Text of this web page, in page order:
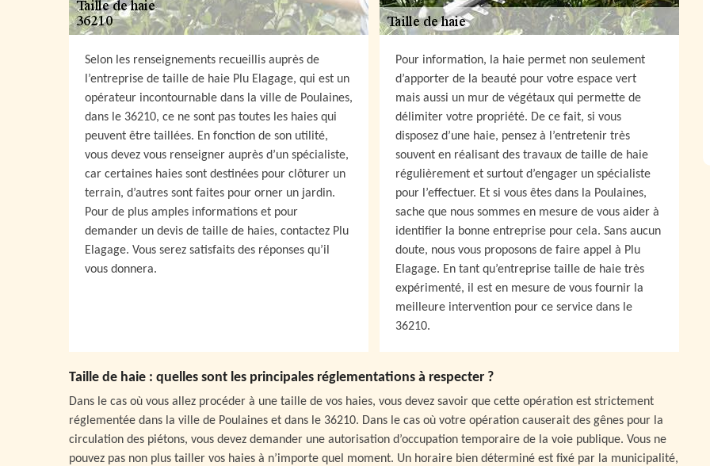
Selon les renseignements recueillis auprès de
l’entreprise de taille de haie Plu Elagage, qui est un
opérateur incontournable dans la ville de Poulaines,
dans le 36210, ce ne sont pas toutes les haies qui
peuvent être taillées. En fonction de son utilité,
vous devez vous renseigner auprès d’un spécialiste,
car certaines haies sont destinées pour clôturer un
terrain, d’autres sont faites pour orner un jardin.
Pour de plus amples informations et pour
demander un devis de taille de haies, contactez Plu
Elagage. Vous serez satisfaits des réponses qu’il
vous donnera.
Pour information, la haie permet non seulement
d’apporter de la beauté pour votre espace vert
mais aussi un mur de végétaux qui permette de
délimiter votre propriété. De ce fait, si vous
disposez d’une haie, pensez à l’entretenir très
souvent en réalisant des travaux de taille de haie
régulièrement et surtout d’engager un spécialiste
pour l’effectuer. Et si vous êtes dans la Poulaines,
sache que nous sommes en mesure de vous aider à
identifier la bonne entreprise pour cela. Sans aucun
doute, nous vous proposons de faire appel à Plu
Elagage. En tant qu’entreprise taille de haie très
expérimenté, il est en mesure de vous fournir la
meilleure intervention pour ce service dans le
36210.
Taille de haie : quelles sont les principales réglementations à respecter ?
Dans le cas où vous allez procéder à une taille de vos haies, vous devez savoir que cette opération est strictement
réglementée dans la ville de Poulaines et dans le 36210. Dans le cas où votre opération causerait des gênes pour la
circulation des piétons, vous devez demander une autorisation d’occupation temporaire de la voie publique. Vous ne
pouvez pas non plus tailler vos haies à n’importe quel moment. Un horaire bien déterminé est fixé par la municipalité,